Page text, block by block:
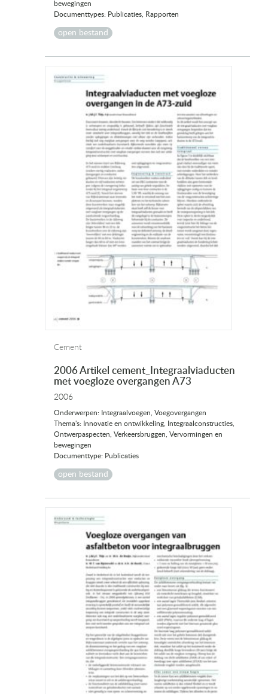
bewegingen
Documenttypes: Publicaties, Rapporten
open bestand
Cement
2006 Artikel cement_Integraalviaducten
met voegloze overgangen A73
2006
Onderwerpen: Integraalvoegen, Voegovergangen
Thema's: Innovatie en ontwikkeling, Integraalconstructies,
Ontwerpaspecten, Verkeersbruggen, Vervormingen en
bewegingen
Documenttype: Publicaties
open bestand